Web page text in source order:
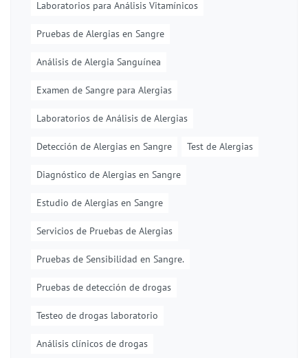
Laboratorios para Análisis Vitamínicos
Pruebas de Alergias en Sangre
Análisis de Alergia Sanguínea
Examen de Sangre para Alergias
Laboratorios de Análisis de Alergias
Detección de Alergias en Sangre Test de Alergias
Diagnóstico de Alergias en Sangre
Estudio de Alergias en Sangre
Servicios de Pruebas de Alergias
Pruebas de Sensibilidad en Sangre.
Pruebas de detección de drogas
Testeo de drogas laboratorio
Análisis clínicos de drogas